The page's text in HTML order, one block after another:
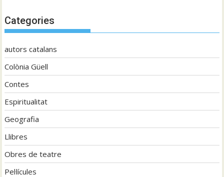
Categories
autors catalans
Colònia Güell
Contes
Espiritualitat
Geografia
Llibres
Obres de teatre
Pel·lícules